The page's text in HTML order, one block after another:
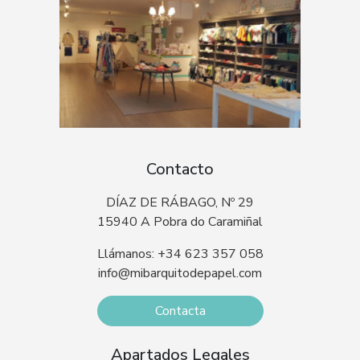
Contacto
DÍAZ DE RÁBAGO, Nº 29
15940 A Pobra do Caramiñal
Llámanos: +34 623 357 058
info@mibarquitodepapel.com
Contacta
Apartados Legales